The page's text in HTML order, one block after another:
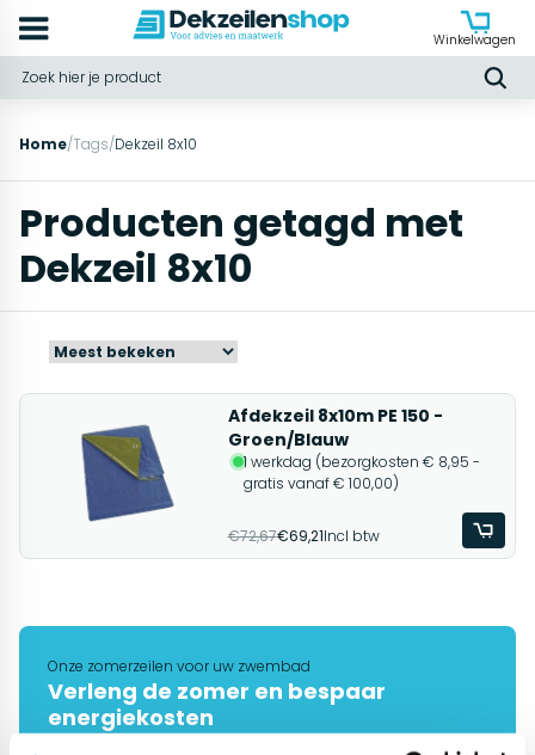
Winkelwagen
Home/Tags/Dekzeil 8x10
Producten getagd met
Dekzeil 8x10
Afdekzeil 8x10m PE 150 -
Groen/Blauw
1 werkdag (bezorgkosten € 8,95 -
gratis vanaf € 100,00)
€72,67€69,21Incl btw
Onze zomerzeilen voor uw zwembad
Verleng de zomer en bespaar
energiekosten